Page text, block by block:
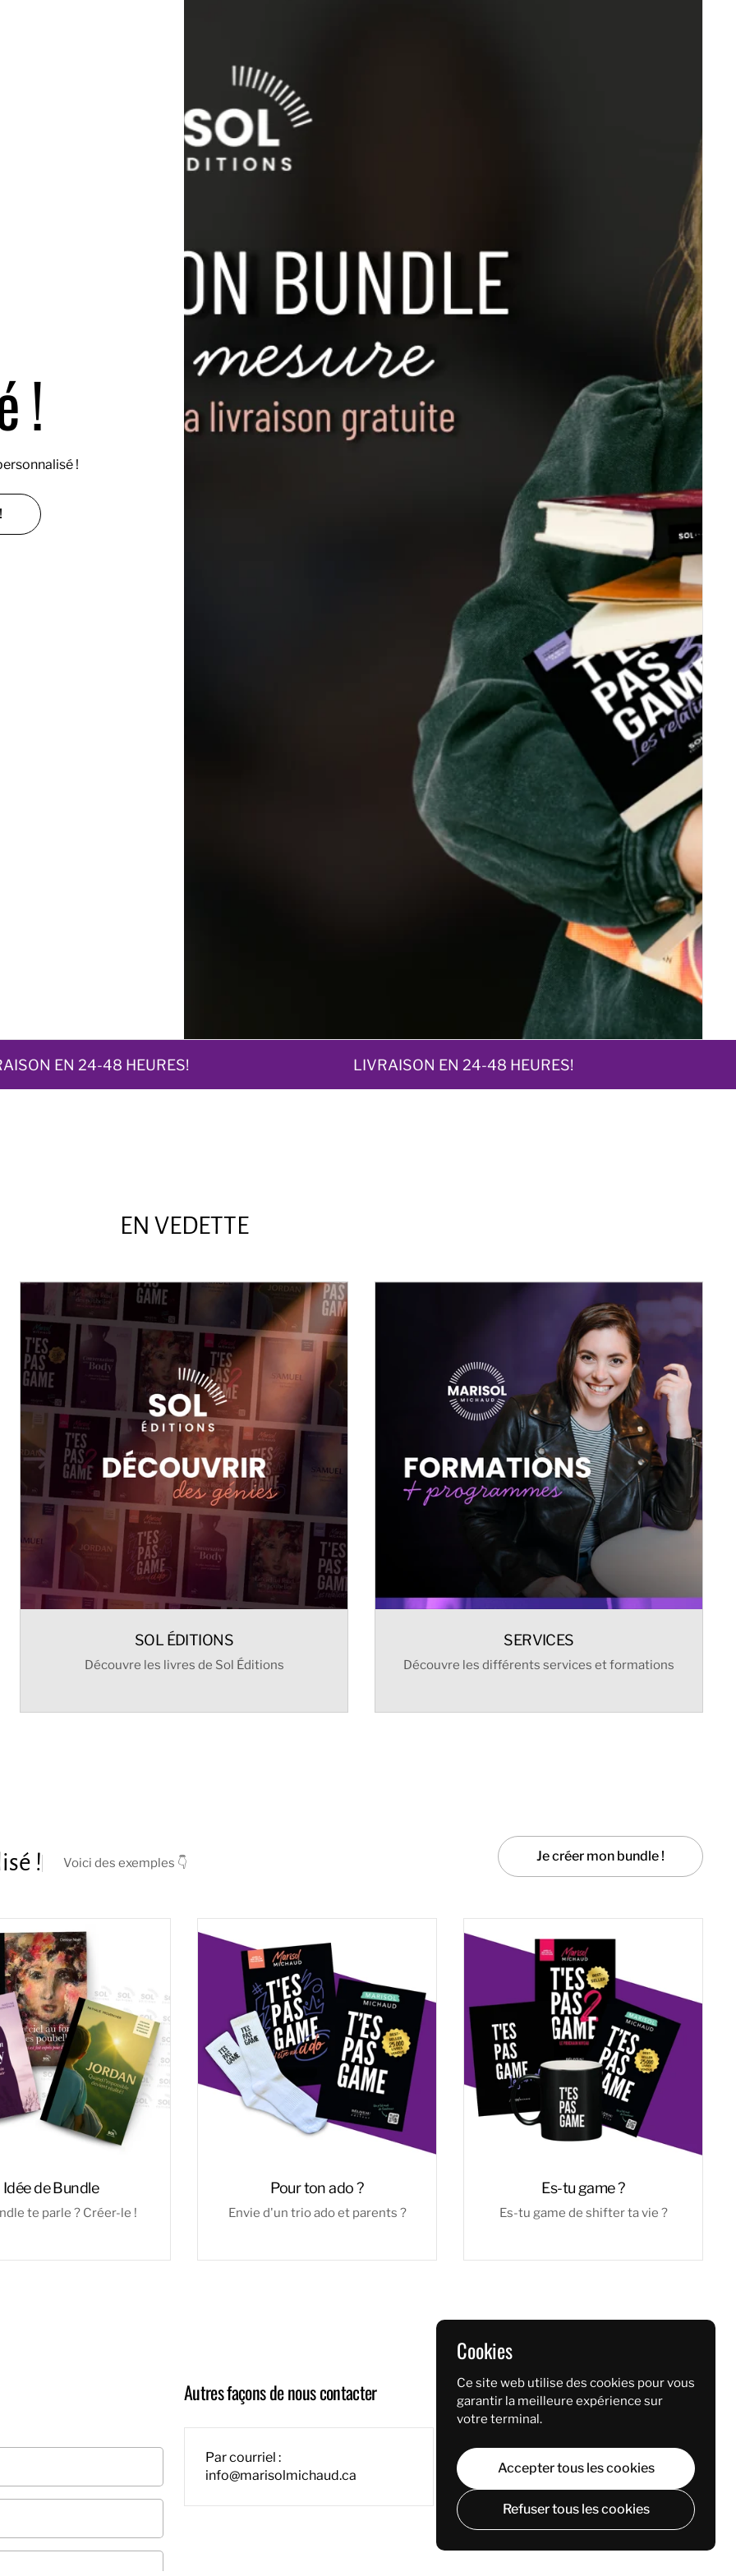
!
!
EN 24-48 HEURES! LIVRAISON EN 24-48 HEURES!
EN VEDETTE
SOL ÉDITIONS
Découvre les livres de Sol Éditions
SERVICES
Découvre les différents services et formations
! Voici des exemples 👇 Je créer mon bundle !
Idée de Bundle
te parle ? Créer-le !
Pour ton ado ?
Envie d'un trio ado et parents ?
Es-tu game ?
Es-tu game de shifter ta vie ?
Autres façons de nous contacter
Par courriel :
info@marisolmichaud.ca
Cookies
Ce site web utilise des cookies pour vous
garantir la meilleure expérience sur
votre terminal.
Accepter tous les cookies
Refuser tous les cookies